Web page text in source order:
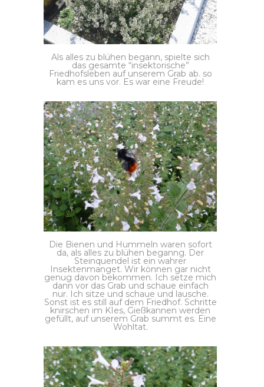
Als alles zu blühen begann, spielte sich
das gesamte “insektorische”
Friedhofsleben auf unserem Grab ab. so
kam es uns vor. Es war eine Freude!
Die Bienen und Hummeln waren sofort
da, als alles zu blühen beganng. Der
Steinquendel ist ein wahrer
Insektenmanget. Wir können gar nicht
genug davon bekommen. Ich setze mich
dann vor das Grab und schaue einfach
nur. Ich sitze und schaue und lausche.
Sonst ist es still auf dem Friedhof. Schritte
knirschen im KIes, Gießkannen werden
gefüllt, auf unserem Grab summt es. Eine
Wohltat.